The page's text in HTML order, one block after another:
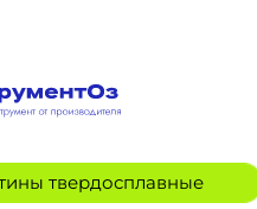
твердосплавные